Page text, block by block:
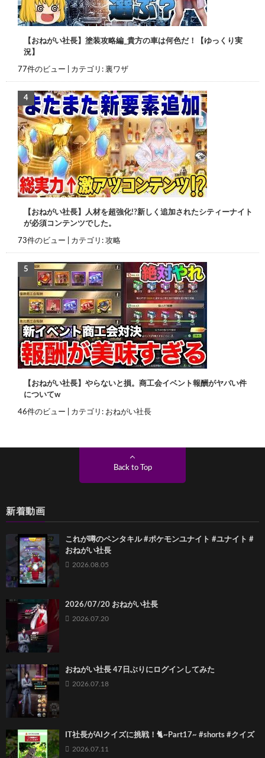
【おねがい社長】塗装攻略編_貴方の車は何色だ！【ゆっくり実
況】
77件のビュー カテゴリ: 裏ワザ
【おねがい社長】人材を超強化!?新しく追加されたシティーナイト
が必須コンテンツでした。
73件のビュー カテゴリ: 攻略
【おねがい社長】やらないと損。商工会イベント報酬がヤバい件
についてw
46件のビュー カテゴリ: おねがい社長
Back to Top
新着動画
これが噂のペンタキル #ポケモンユナイト #ユナイト #
おねがい社長
2026.08.05
2026/07/20 おねがい社長
2026.07.20
おねがい社長 47日ぶりにログインしてみた
2026.07.18
IT社長がAIクイズに挑戦！🐈~Part17~ #shorts #クイズ
2026.07.11